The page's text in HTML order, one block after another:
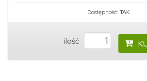
Dostępność: TAK
ilość